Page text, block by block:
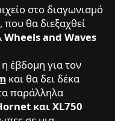
στο διαγωνισμό
θα διεξαχθεί
Wheels and Waves
έβδομη για τον
και θα δει δέκα
παράλληλα
και XL750